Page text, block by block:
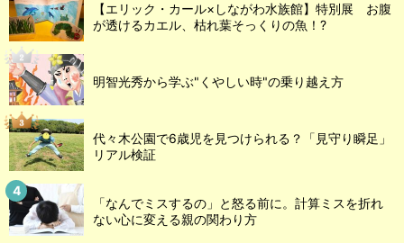
【エリック・カール×しながわ水族館】特別展 お腹
が透けるカエル、枯れ葉そっくりの魚！?
明智光秀から学ぶ"くやしい時"の乗り越え方
代々木公園で6歳児を見つけられる？「見守り瞬足」
リアル検証
「なんでミスするの」と怒る前に。計算ミスを折れ
ない心に変える親の関わり方